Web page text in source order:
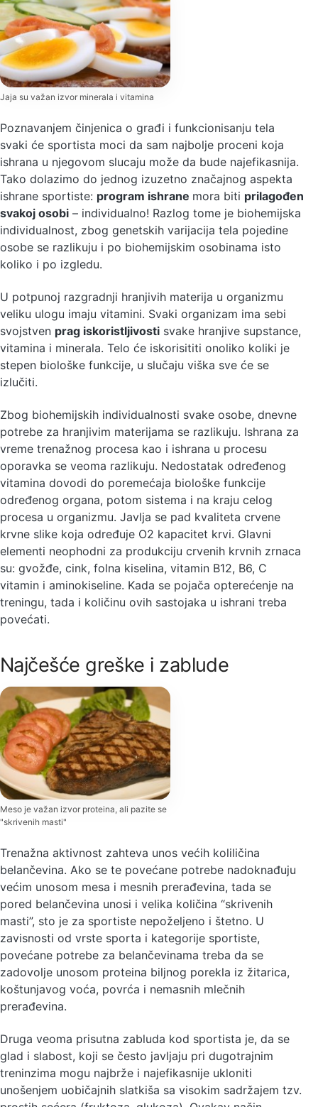
Jaja su važan izvor minerala i vitamina
Poznavanjem činjenica o građi i funkcionisanju tela
svaki će sportista moci da sam najbolje proceni koja
ishrana u njegovom slucaju može da bude najefikasnija.
Tako dolazimo do jednog izuzetno značajnog aspekta
ishrane sportiste: program ishrane mora biti prilagođen
svakoj osobi – individualno! Razlog tome je biohemijska
individualnost, zbog genetskih varijacija tela pojedine
osobe se razlikuju i po biohemijskim osobinama isto
koliko i po izgledu.
U potpunoj razgradnji hranjivih materija u organizmu
veliku ulogu imaju vitamini. Svaki organizam ima sebi
svojstven prag iskoristljivosti svake hranjive supstance,
vitamina i minerala. Telo će iskorisititi onoliko koliki je
stepen biološke funkcije, u slučaju viška sve će se
izlučiti.
Zbog biohemijskih individualnosti svake osobe, dnevne
potrebe za hranjivim materijama se razlikuju. Ishrana za
vreme trenažnog procesa kao i ishrana u procesu
oporavka se veoma razlikuju. Nedostatak određenog
vitamina dovodi do poremećaja biološke funkcije
određenog organa, potom sistema i na kraju celog
procesa u organizmu. Javlja se pad kvaliteta crvene
krvne slike koja određuje O2 kapacitet krvi. Glavni
elementi neophodni za produkciju crvenih krvnih zrnaca
su: gvožđe, cink, folna kiselina, vitamin B12, B6, C
vitamin i aminokiseline. Kada se pojača opterećenje na
treningu, tada i količinu ovih sastojaka u ishrani treba
povećati.
Najčešće greške i zablude
Meso je važan izvor proteina, ali pazite se
"skrivenih masti"
Trenažna aktivnost zahteva unos većih koliličina
belančevina. Ako se te povećane potrebe nadoknađuju
većim unosom mesa i mesnih prerađevina, tada se
pored belančevina unosi i velika količina “skrivenih
masti”, sto je za sportiste nepoželjeno i štetno. U
zavisnosti od vrste sporta i kategorije sportiste,
povećane potrebe za belančevinama treba da se
zadovolje unosom proteina biljnog porekla iz žitarica,
koštunjavog voća, povrća i nemasnih mlečnih
prerađevina.
Druga veoma prisutna zabluda kod sportista je, da se
glad i slabost, koji se često javljaju pri dugotrajnim
treninzima mogu najbrže i najefikasnije ukloniti
unošenjem uobičajnih slatkiša sa visokim sadržajem tzv.